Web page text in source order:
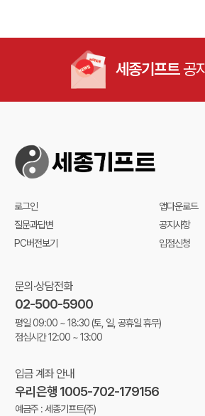
세종기프트공
로그인
앱다운로드
질문과답변
공지사항
PC버전보기
입점신청
문의·상담전화
02-500-5900
평일 09:00 ~ 18:30(토, 일, 공휴일 휴무)
점심시간 12:00 ~ 13:00
입금 계좌 안내
우리은행 1005-702-179156
예금주 : 세종기프트(주)